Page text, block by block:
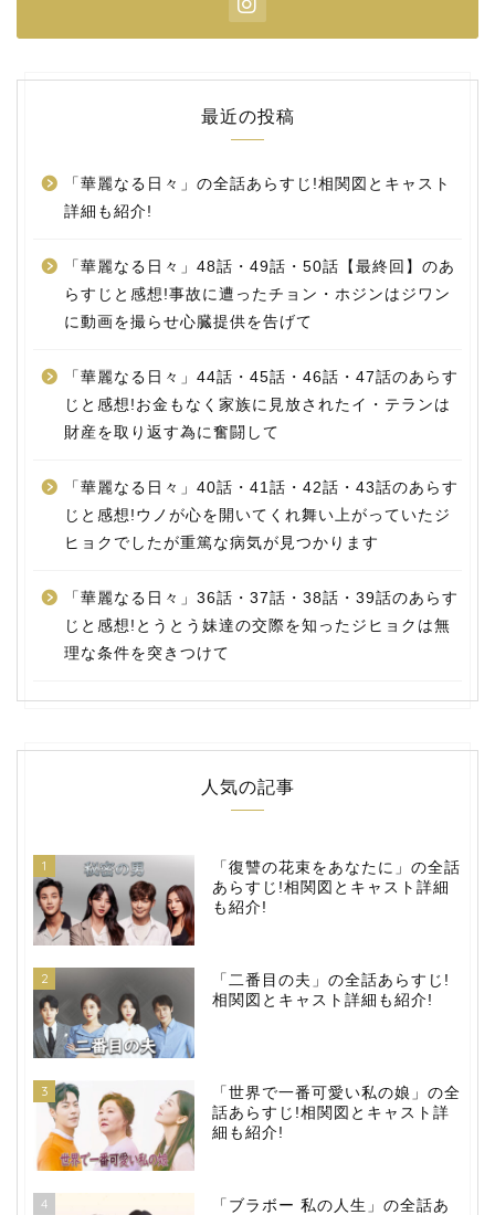
最近の投稿
「華麗なる日々」の全話あらすじ!相関図とキャスト
詳細も紹介!
「華麗なる日々」48話・49話・50話【最終回】のあ
らすじと感想!事故に遭ったチョン・ホジンはジワン
に動画を撮らせ心臓提供を告げて
「華麗なる日々」44話・45話・46話・47話のあらす
じと感想!お金もなく家族に見放されたイ・テランは
財産を取り返す為に奮闘して
「華麗なる日々」40話・41話・42話・43話のあらす
じと感想!ウノが心を開いてくれ舞い上がっていたジ
ヒョクでしたが重篤な病気が見つかります
「華麗なる日々」36話・37話・38話・39話のあらす
じと感想!とうとう妹達の交際を知ったジヒョクは無
理な条件を突きつけて
人気の記事
1
「復讐の花束をあなたに」の全話
あらすじ!相関図とキャスト詳細
も紹介!
2
「二番目の夫」の全話あらすじ!
相関図とキャスト詳細も紹介!
3
「世界で一番可愛い私の娘」の全
話あらすじ!相関図とキャスト詳
細も紹介!
4
「ブラボー 私の人生」の全話あ